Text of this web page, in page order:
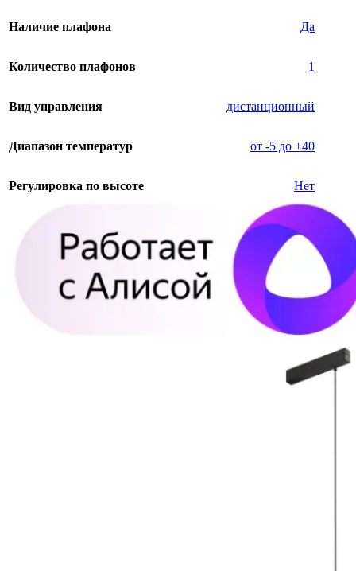
Наличие плафона Да
Количество плафонов 1
Вид управления дистанционный
Диапазон температур от -5 до +40
Регулировка по высоте Нет